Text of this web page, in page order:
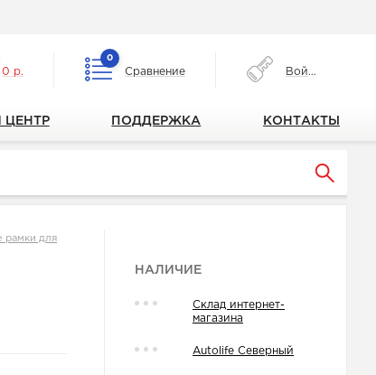
0 р.
0
Сравнение Войти
ЦЕНТР ПОДДЕРЖКА КОНТАКТЫ
рамки для
НАЛИЧИЕ
Склад интернет-
магазина
Autolife Северный